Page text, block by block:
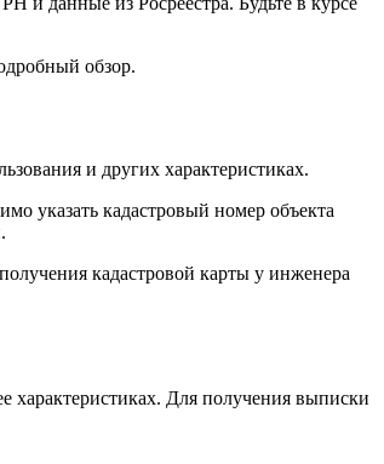
обзор.
и других характеристиках.
указать кадастровый номер объекта
кадастровой карты у инженера
Для получения выписки